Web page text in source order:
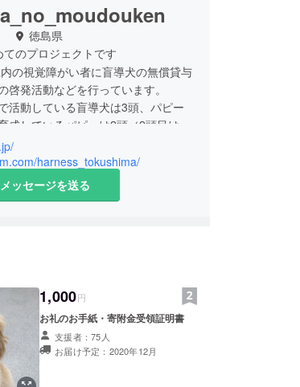
徳島県
てのプロジェクトです
の視覚障がい者に盲導犬の無償貸与
啓発活動などを行っています。
活動している盲導犬は3頭、パピー
成しているパピーは2頭（2頭目は7
添いながら、ボランティアメンバー
ます。
harness_tokushima/
メッセージを送る
1,000円
お礼のお手紙・寄附金受領証明書
支援者：75人
お届け予定：2020年12月